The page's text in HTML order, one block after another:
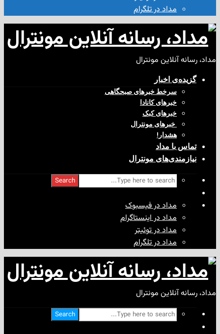
مداد در تلگرام
مونترال
اخبار
سرخط خبرهای صبحگاهی
خبرهای کانادا
خبرهای کبک
‌ خبرهای مونترال
مداد
مونترال
Search
مداد در فیسبوک
مداد در اینستاگرام
مداد در توئیتر
مداد در تلگرام
مونترال
Search